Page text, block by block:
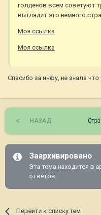
голденов всем советуют
выглядит это немного
Моя ссылка
Моя ссылка
Спасибо за инфу, не знала
НАЗАД
Заархивировано
Эта тема находится в
ответов.
Перейти к списку тем